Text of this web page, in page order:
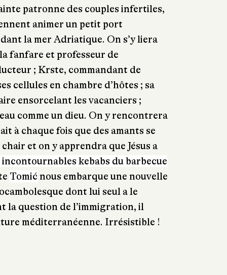
patronne des couples infertiles,
animer un petit port
la mer Adriatique. On s’y liera
fanfare et professeur de
; Krste, commandant de
cellules en chambre d’hôtes ; sa
ensorcelant les vacanciers ;
comme un dieu. On y rencontrera
à chaque fois que des amants se
et on y apprendra que Jésus a
incontournables kebabs du barbecue
Tomić nous embarque une nouvelle
dont lui seul a le
la question de l’immigration, il
méditerranéenne. Irrésistible !